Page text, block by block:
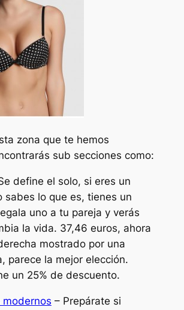
zona que te hemos
sub secciones como:
define el solo, si eres un
sabes lo que es, tienes un
uno a tu pareja y verás
la vida. 37,46 euros, ahora
mostrado por una
parece la mejor elección.
un 25% de descuento.
modernos – Prepárate si